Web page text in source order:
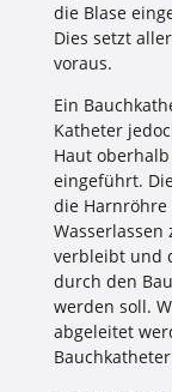
die Blase
Dies setzt
voraus.
Ein
Katheter
Haut
eingeführt.
die
verbleibt und
durch den
werden soll.
abgeleitet